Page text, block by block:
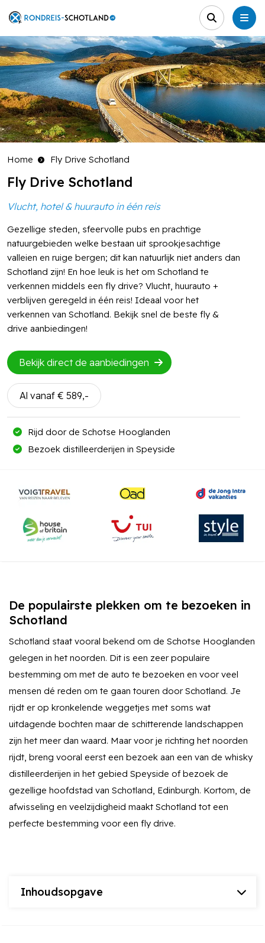
Home Fly Drive Schotland
Fly Drive Schotland
Vlucht, hotel & huurauto in één reis
Gezellige steden, sfeervolle pubs en prachtige
natuurgebieden welke bestaan uit sprookjesachtige
valleien en ruige bergen; dit kan natuurlijk niet anders dan
Schotland zijn! En hoe leuk is het om Schotland te
verkennen middels een fly drive? Vlucht, huurauto +
verblijven geregeld in één reis! Ideaal voor het
verkennen van Schotland. Bekijk snel de beste fly &
drive aanbiedingen!
Bekijk direct de aanbiedingen
Al vanaf € 589,-
Rijd door de Schotse Hooglanden
Bezoek distilleerderijen in Speyside
De populairste plekken om te bezoeken in
Schotland
Schotland staat vooral bekend om de Schotse Hooglanden
gelegen in het noorden. Dit is een zeer populaire
bestemming om met de auto te bezoeken en voor veel
mensen dé reden om te gaan touren door Schotland. Je
rijdt er op kronkelende weggetjes met soms wat
uitdagende bochten maar de schitterende landschappen
zijn het meer dan waard. Maar voor je richting het noorden
rijdt, breng vooral eerst een bezoek aan een van de whisky
distilleerderijen in het gebied Speyside of bezoek de
gezellige hoofdstad van Schotland, Edinburgh. Kortom, de
afwisseling en veelzijdigheid maakt Schotland tot een
perfecte bestemming voor een fly drive.
Inhoudsopgave